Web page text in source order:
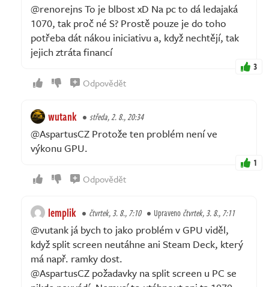
@renorejns To je blbost xD Na pc to dá ledajaká
1070, tak proč né S? Prostě pouze je do toho
potřeba dát nákou iniciativu a, když nechtějí, tak
jejich ztráta financí
3
Odpovědět
wutank středa, 2. 8., 20:34
@AspartusCZ Protože ten problém není ve
výkonu GPU.
1
Odpovědět
lemplik čtvrtek, 3. 8., 7:10 Upravenočtvrtek, 3. 8., 7:11
@vutank já bych to jako problém v GPU viděl,
když split screen neutáhne ani Steam Deck, který
má např. ramky dost.
@AspartusCZ požadavky na split screen u PC se